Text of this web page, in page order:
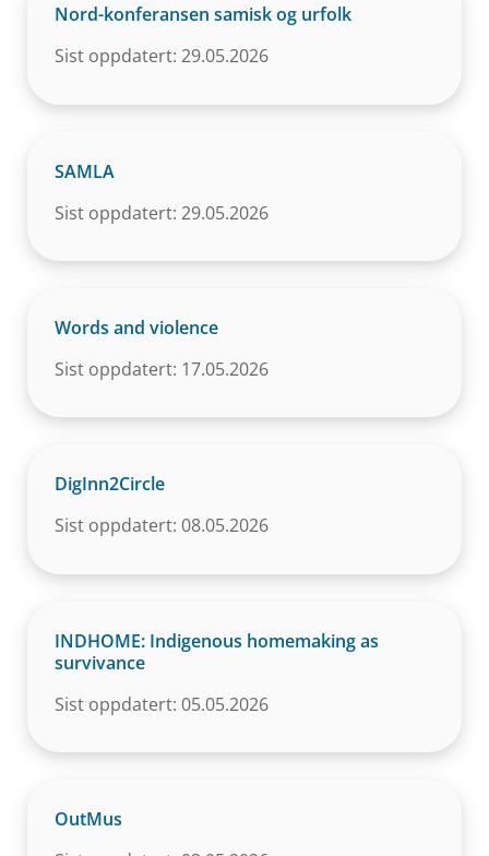
Nord-konferansen samisk og urfolk
Sist oppdatert: 29.05.2026
SAMLA
Sist oppdatert: 29.05.2026
Words and violence
Sist oppdatert: 17.05.2026
DigInn2Circle
Sist oppdatert: 08.05.2026
INDHOME: Indigenous homemaking as
survivance
Sist oppdatert: 05.05.2026
OutMus